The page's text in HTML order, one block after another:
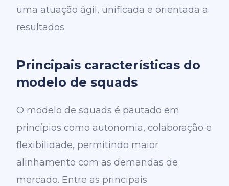
uma atuação ágil, unificada e orientada a
resultados.
Principais características do
modelo de squads
O modelo de squads é pautado em
princípios como autonomia, colaboração e
flexibilidade, permitindo maior
alinhamento com as demandas de
mercado. Entre as principais